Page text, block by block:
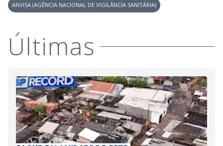
ANVISA (AGÊNCIA NACIONAL DE VIGILÂNCIA SANITÁRIA)
Últimas